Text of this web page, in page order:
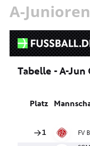
A-Junioren